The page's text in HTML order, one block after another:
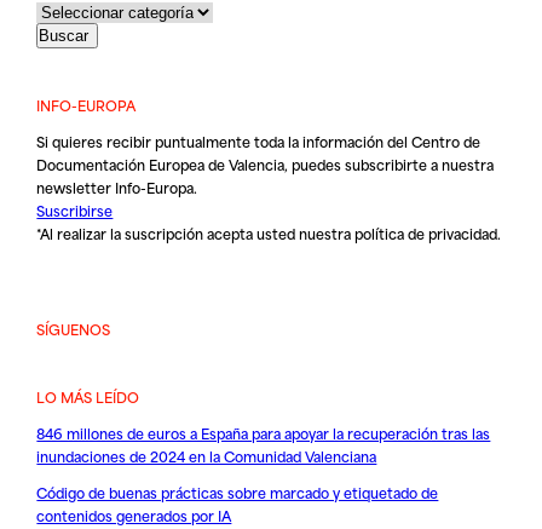
INFO-EUROPA
Si quieres recibir puntualmente toda la información del Centro de
Documentación Europea de Valencia, puedes subscribirte a nuestra
newsletter Info-Europa.
Suscribirse
*Al realizar la suscripción acepta usted nuestrapolítica de privacidad.
SÍGUENOS
LO MÁS LEÍDO
846 millones de euros a España para apoyar la recuperación tras las
inundaciones de 2024 en la Comunidad Valenciana
Código de buenas prácticas sobre marcado y etiquetado de
contenidos generados por IA